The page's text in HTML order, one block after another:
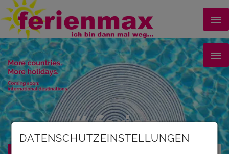
# ferien
DATENSCHUTZEINSTELLUNGEN